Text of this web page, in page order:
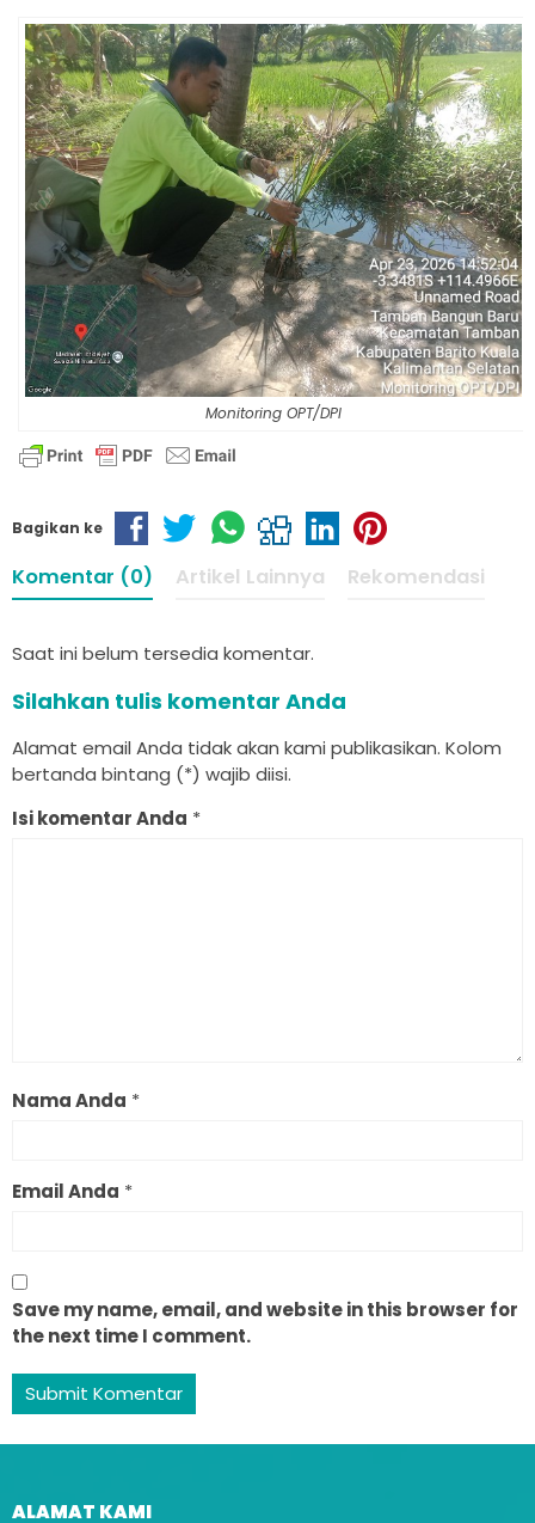
Monitoring OPT/DPI
Bagikan ke
Komentar (0) Artikel Lainnya Rekomendasi
Saat ini belum tersedia komentar.
Silahkan tulis komentar Anda
Alamat email Anda tidak akan kami publikasikan. Kolom
bertanda bintang (*) wajib diisi.
Isi komentar Anda *
Nama Anda *
Email Anda *
Save my name, email, and website in this browser for
the next time I comment.
ALAMAT KAMI